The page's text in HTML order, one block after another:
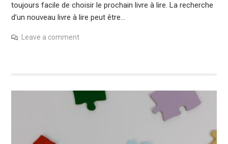
toujours facile de choisir le prochain livre à lire. La recherche
d’un nouveau livre à lire peut être…
Leave a comment